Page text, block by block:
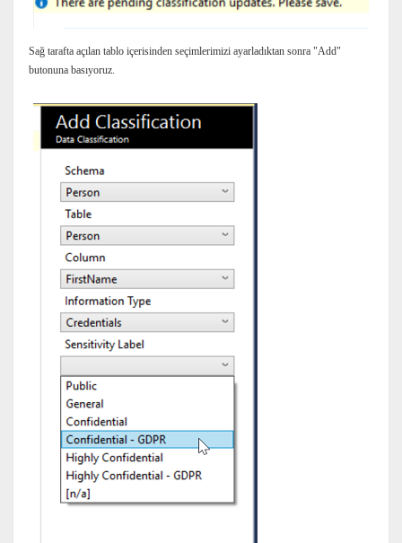
Sağ tarafta açılan tablo içerisinden seçimlerimizi ayarladıktan sonra "Add"
butonuna basıyoruz.